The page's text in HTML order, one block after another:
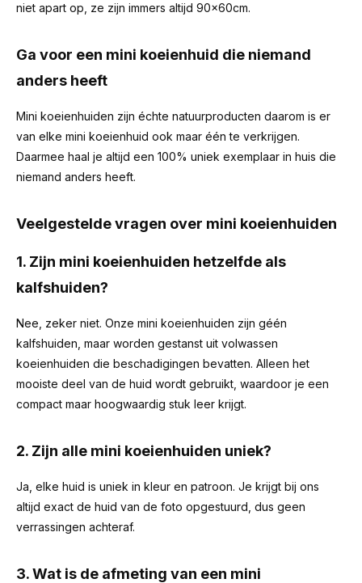
niet apart op, ze zijn immers altijd 90x60cm.
Ga voor een mini koeienhuid die niemand
anders heeft
Mini koeienhuiden zijn échte natuurproducten daarom is er
van elke mini koeienhuid ook maar één te verkrijgen.
Daarmee haal je altijd een 100% uniek exemplaar in huis die
niemand anders heeft.
Veelgestelde vragen over mini koeienhuiden
1. Zijn mini koeienhuiden hetzelfde als
kalfshuiden?
Nee, zeker niet. Onze mini koeienhuiden zijn géén
kalfshuiden, maar worden gestanst uit volwassen
koeienhuiden die beschadigingen bevatten. Alleen het
mooiste deel van de huid wordt gebruikt, waardoor je een
compact maar hoogwaardig stuk leer krijgt.
2. Zijn alle mini koeienhuiden uniek?
Ja, elke huid is uniek in kleur en patroon. Je krijgt bij ons
altijd exact de huid van de foto opgestuurd, dus geen
verrassingen achteraf.
3. Wat is de afmeting van een mini